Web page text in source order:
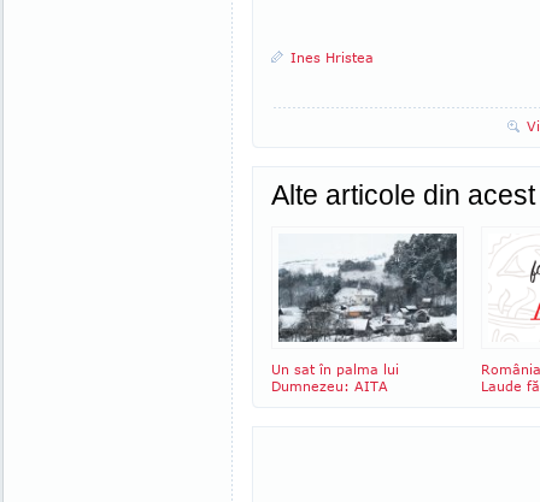
Ines Hristea
Alte articole din
Un sat în palma lui
Dumnezeu: AITA
Laude